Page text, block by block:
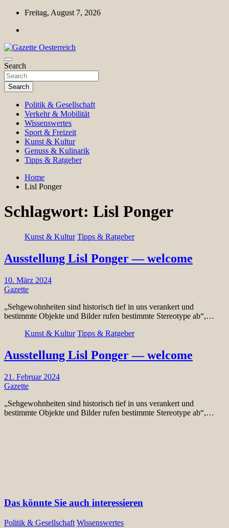
Skip
content
Freitag, August 7, 2026
Gazette Oesterreich
Magazin für Freizeit, Politik, Kultur & Wissenschaft
Search
Search
Politik & Gesellschaft
Verkehr & Mobilität
Wissenswertes
Sport & Freizeit
Kunst & Kultur
Genuss & Kulinarik
Tipps & Ratgeber
Home
Lisl Ponger
Schlagwort: Lisl Ponger
Kunst & Kultur Tipps & Ratgeber
Ausstellung Lisl Ponger — welcome
10. März 2024
Gazette
„Sehgewohnheiten sind historisch tief in uns verankert und
bestimmte Objekte und Bilder rufen bestimmte Stereotype ab“,…
Kunst & Kultur Tipps & Ratgeber
Ausstellung Lisl Ponger — welcome
21. Februar 2024
Gazette
„Sehgewohnheiten sind historisch tief in uns verankert und
bestimmte Objekte und Bilder rufen bestimmte Stereotype ab“,…
Das könnte Sie auch interessieren
Politik & Gesellschaft Wissenswertes